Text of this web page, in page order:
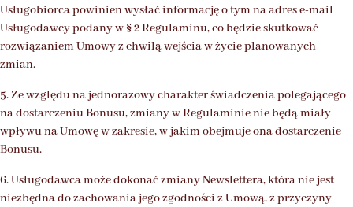
Usługobiorca powinien wysłać informację o tym na adres e-mail
Usługodawcy podany w § 2 Regulaminu, co będzie skutkować
rozwiązaniem Umowy z chwilą wejścia w życie planowanych
zmian.
5. Ze względu na jednorazowy charakter świadczenia polegającego
na dostarczeniu Bonusu, zmiany w Regulaminie nie będą miały
wpływu na Umowę w zakresie, w jakim obejmuje ona dostarczenie
Bonusu.
6. Usługodawca może dokonać zmiany Newslettera, która nie jest
niezbędna do zachowania jego zgodności z Umową, z przyczyny